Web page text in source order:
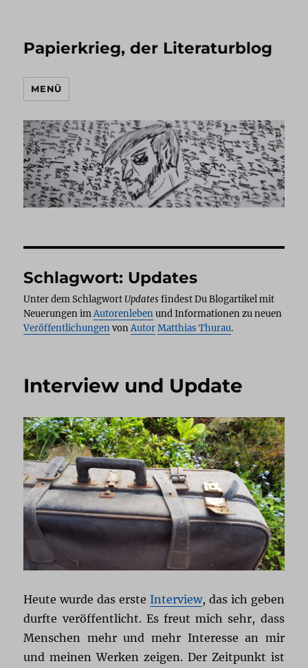
Papierkrieg, der Literaturblog
MENÜ
Schlagwort: Updates
Unter dem Schlagwort Updates findest Du Blogartikel mit
Neuerungen imAutorenlebenund Informationen zu neuen
VeröffentlichungenvonAutor Matthias Thurau.
Interview und Update
Heute wurde das erste Interview, das ich geben
durfte veröffentlicht. Es freut mich sehr, dass
Menschen mehr und mehr Interesse an mir
und meinen Werken zeigen. Der Zeitpunkt ist